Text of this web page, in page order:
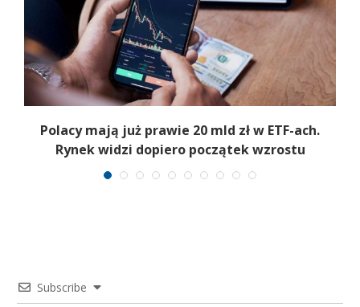
Polacy mają już prawie 20 mld zł w ETF-ach.
Rynek widzi dopiero początek wzrostu
Subscribe